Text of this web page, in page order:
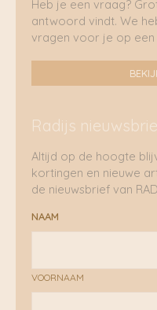
Heb je een vraag?
antwoord vindt. We
vragen voor je op een
Radijs
Altijd op de hoogte
kortingen en nieuwe
de nieuwsbrief van
NAAM
VOORNAAM